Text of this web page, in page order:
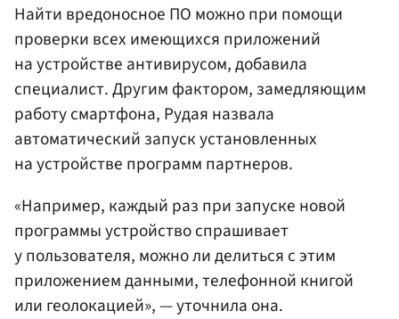
Найти вредоносное ПО можно при помощи
проверки всех имеющихся приложений
на устройстве антивирусом, добавила
специалист. Другим фактором, замедляющим
работу смартфона, Рудая назвала
автоматический запуск установленных
на устройстве программ партнеров.
«Например, каждый раз при запуске новой
программы устройство спрашивает
у пользователя, можно ли делиться с этим
приложением данными, телефонной книгой
или геолокацией», — уточнила она.